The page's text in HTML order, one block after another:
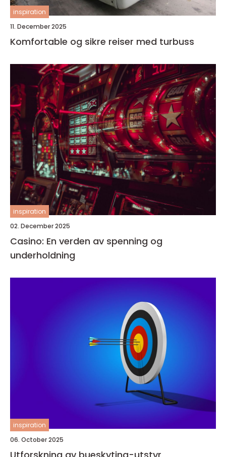
inspiration
11. December 2025
Komfortable og sikre reiser med turbuss
inspiration
02. December 2025
Casino: En verden av spenning og
underholdning
inspiration
06. October 2025